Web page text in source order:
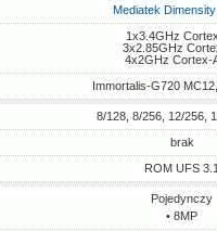
Mediatek
1x3.4GHz
3x2.85GHz
4x2GHz Cortex-
Immortalis-G720
8/128, 8/256, 12/256,
brak
ROM UFS 3.1
Pojedynczy
• 8MP